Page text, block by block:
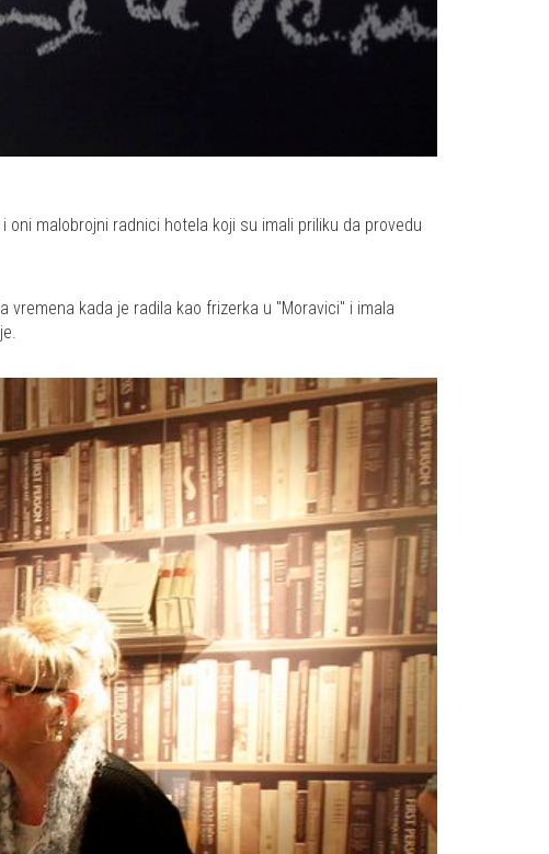
malobrojni radnici hotela koji su imali priliku da provedu
vremena kada je radila kao frizerka u "Moravici" i imala